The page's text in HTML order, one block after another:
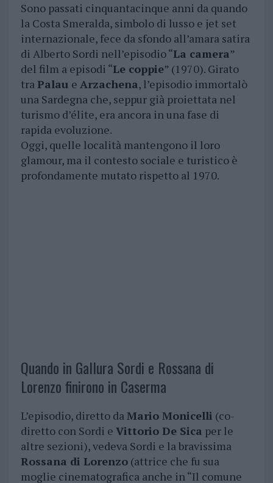
Sono passati cinquantacinque anni da quando
la Costa Smeralda, simbolo di lusso e jet set
internazionale, fece da sfondo all’amara satira
di Alberto Sordi nell’episodio “La camera”
del film a episodi “Le coppie” (1970). Girato
traPalau e Arzachena, l’episodio immortalò
una Sardegna che, seppur già proiettata nel
turismo d’élite, era ancora in una fase di
rapida evoluzione.
Oggi, quelle località mantengono il loro
glamour, ma il contesto sociale e turistico è
profondamente mutato rispetto al 1970.
Quando in Gallura Sordi e Rossana di
Lorenzo finirono in Caserma
L’episodio, diretto daMario Monicelli (co-
diretto con Sordi e Vittorio De Sica per le
altre sezioni), vedeva Sordi e la bravissima
Rossana di Lorenzo(attrice che fu sua
moglie cinematografica anche in “Il comune